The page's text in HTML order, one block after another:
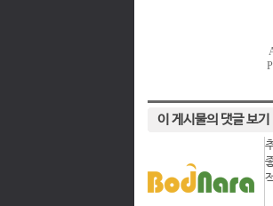
이 게시물의 댓글 보기